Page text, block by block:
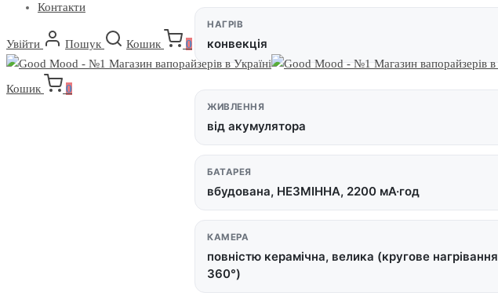
Контакти
Увійти Пошук Кошик 0
Кошик 0
НАГРІВ
конвекція
ЖИВЛЕННЯ
від акумулятора
БАТАРЕЯ
вбудована, НЕЗМІННА, 2200 мА·год
КАМЕРА
повністю керамічна, велика (кругове нагрівання
360°)